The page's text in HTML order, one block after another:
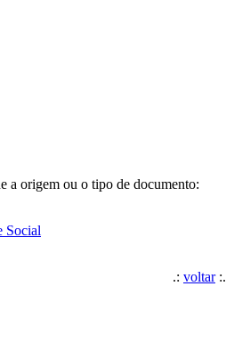
a origem ou o tipo de documento:
Social
.: voltar:.